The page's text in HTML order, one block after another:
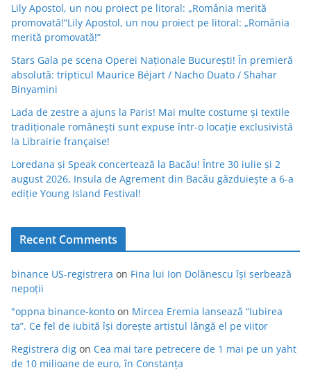
Lily Apostol, un nou proiect pe litoral: „România merită
promovată!”Lily Apostol, un nou proiect pe litoral: „România
merită promovată!”
Stars Gala pe scena Operei Naționale București! În premieră
absolută: tripticul Maurice Béjart / Nacho Duato / Shahar
Binyamini
Lada de zestre a ajuns la Paris! Mai multe costume și textile
tradiționale românești sunt expuse într-o locație exclusivistă
la Librairie française!
Loredana și Speak concertează la Bacău! Între 30 iulie și 2
august 2026, Insula de Agrement din Bacău găzduiește a 6-a
ediție Young Island Festival!
Recent Comments
binance US-registrera on Fina lui Ion Dolănescu își serbează
nepoții
"oppna binance-konto on Mircea Eremia lansează “Iubirea
ta”. Ce fel de iubită își dorește artistul lângă el pe viitor
Registrera dig on Cea mai tare petrecere de 1 mai pe un yaht
de 10 milioane de euro, în Constanța